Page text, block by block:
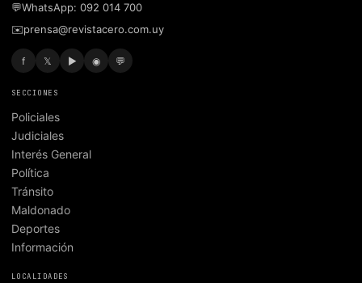
💬WhatsApp: 092 014 700
✉️prensa@revistacero.com.uy
f 𝕏 ▶ ◉ 💬
SECCIONES
Policiales
Judiciales
Interés General
Política
Tránsito
Maldonado
Deportes
Información
LOCALIDADES